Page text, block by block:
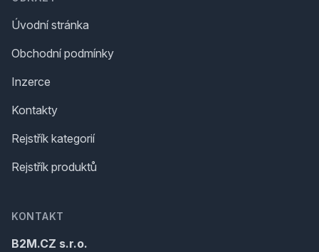
Úvodní stránka
Obchodní podmínky
Inzerce
Kontakty
Rejstřík kategorií
Rejstřík produktů
KONTAKT
B2M.CZ s.r.o.